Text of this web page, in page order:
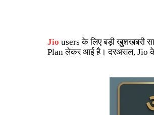
Jio users के लिए बड़ी खुशखबरी
Plan लेकर आई है। दरअसल, Jio के